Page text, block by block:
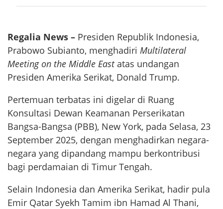
Regalia News – Presiden Republik Indonesia,
Prabowo Subianto, menghadiri Multilateral
Meeting on the Middle Eastatas undangan
Presiden Amerika Serikat, Donald Trump.
Pertemuan terbatas ini digelar di Ruang
Konsultasi Dewan Keamanan Perserikatan
Bangsa-Bangsa (PBB), New York, pada Selasa, 23
September 2025, dengan menghadirkan negara-
negara yang dipandang mampu berkontribusi
bagi perdamaian di Timur Tengah.
Selain Indonesia dan Amerika Serikat, hadir pula
Emir Qatar Syekh Tamim ibn Hamad Al Thani,